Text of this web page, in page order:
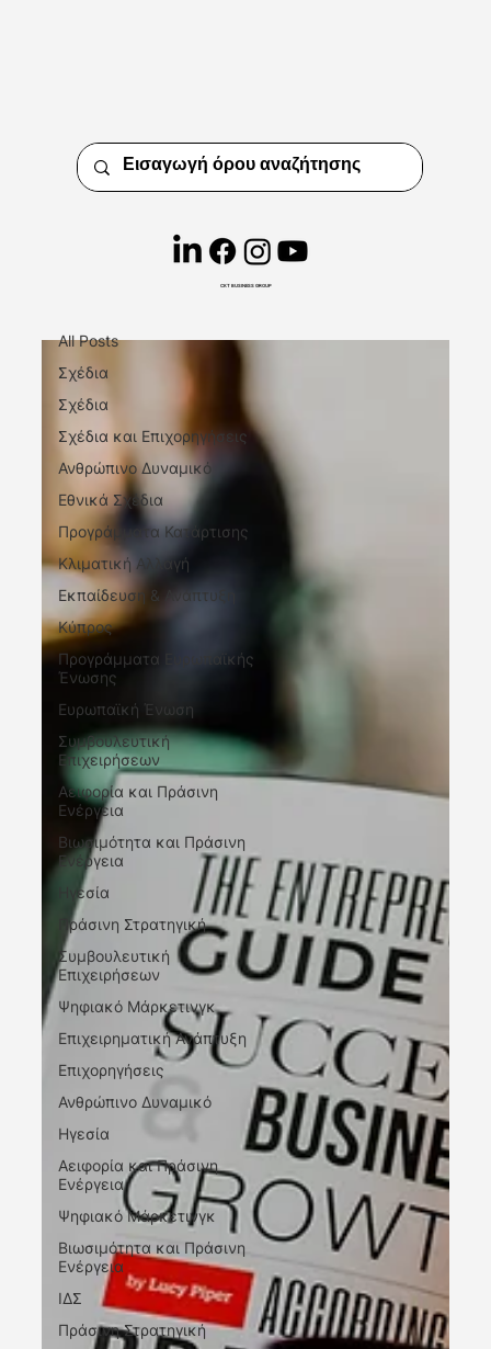
CKT BUSINESS GROUP
Short. Precise. Effective.
All Posts
Σχέδια
Σχέδια
Σχέδια και Επιχορηγήσεις
Ανθρώπινο Δυναμικό
Εθνικά Σχέδια
Προγράμματα Κατάρτισης
Κλιματική Αλλαγή
Εκπαίδευση & Ανάπτυξη
Κύπρος
Προγράμματα Ευρωπαϊκής
Ένωσης
Ευρωπαϊκή Ένωση
Συμβουλευτική
Επιχειρήσεων
Αειφορία και Πράσινη
Ενέργεια
Βιωσιμότητα και Πράσινη
Ενέργεια
Ηγεσία
Πράσινη Στρατηγική
Συμβουλευτική
Επιχειρήσεων
Ψηφιακό Μάρκετινγκ
Επιχειρηματική Ανάπτυξη
Επιχορηγήσεις
Ανθρώπινο Δυναμικό
Ηγεσία
Αειφορία και Πράσινη
Ενέργεια
Ψηφιακό Μάρκετινγκ
Βιωσιμότητα και Πράσινη
Ενέργεια
ΙΔΣ
Πράσινη Στρατηγική